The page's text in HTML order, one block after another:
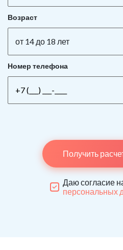
Возраст
от 14 до 18 лет
Номер телефона
Получить
Даю согласие
персональных